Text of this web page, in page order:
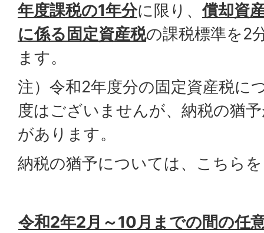
年度課税の1年分に限り、償却資
に係る固定資産税の課税標準を2
ます。
注）令和2年度分の固定資産税に
度はございませんが、納税の猶
があります。
納税の猶予については、 こちら
令和2年2月～10月までの間の任